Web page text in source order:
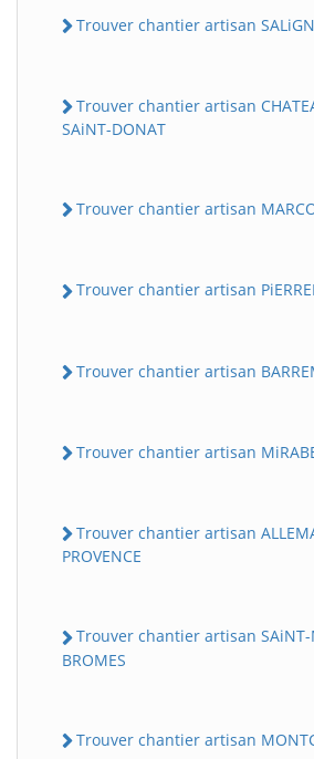
Trouver chantier artisan
Trouver chantier artisan
SAiNT-DONAT
Trouver chantier artisan
Trouver chantier artisan
Trouver chantier artisan
Trouver chantier artisan
Trouver chantier artisan
PROVENCE
Trouver chantier artisan SAiNT-
BROMES
Trouver chantier artisan